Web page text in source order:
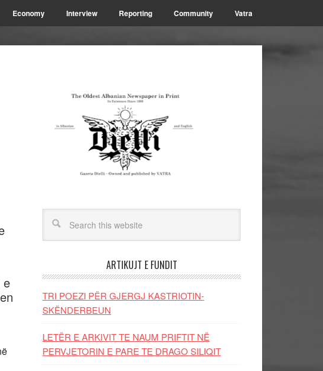
Economy Interview Reporting Community Vatra
e
ARTIKUJT E FUNDIT
TRI POEZI PËR GJERGJ KASTRIOTIN-
SKËNDERBEUN
LETËR E ARKIVIT TE NAUM PRIFTIT NË
PERVJETORIN E PARE TE DRAGO SILIQIT